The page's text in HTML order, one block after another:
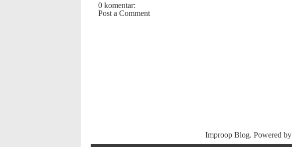
0 komentar:
Post a Comment
Improop Blog. Powered by